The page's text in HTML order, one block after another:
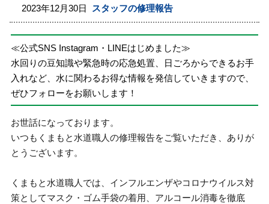
2023年12月30日 スタッフの修理報告
≪公式SNS Instagram・LINEはじめました≫
水回りの豆知識や緊急時の応急処置、日ごろからできるお手
入れなど、水に関わるお得な情報を発信していきますので、
ぜひフォローをお願いします！
お世話になっております。
いつもくまもと水道職人の修理報告をご覧いただき、ありが
とうございます。
くまもと水道職人では、インフルエンザやコロナウイルス対
策としてマスク・ゴム手袋の着用、アルコール消毒を徹底